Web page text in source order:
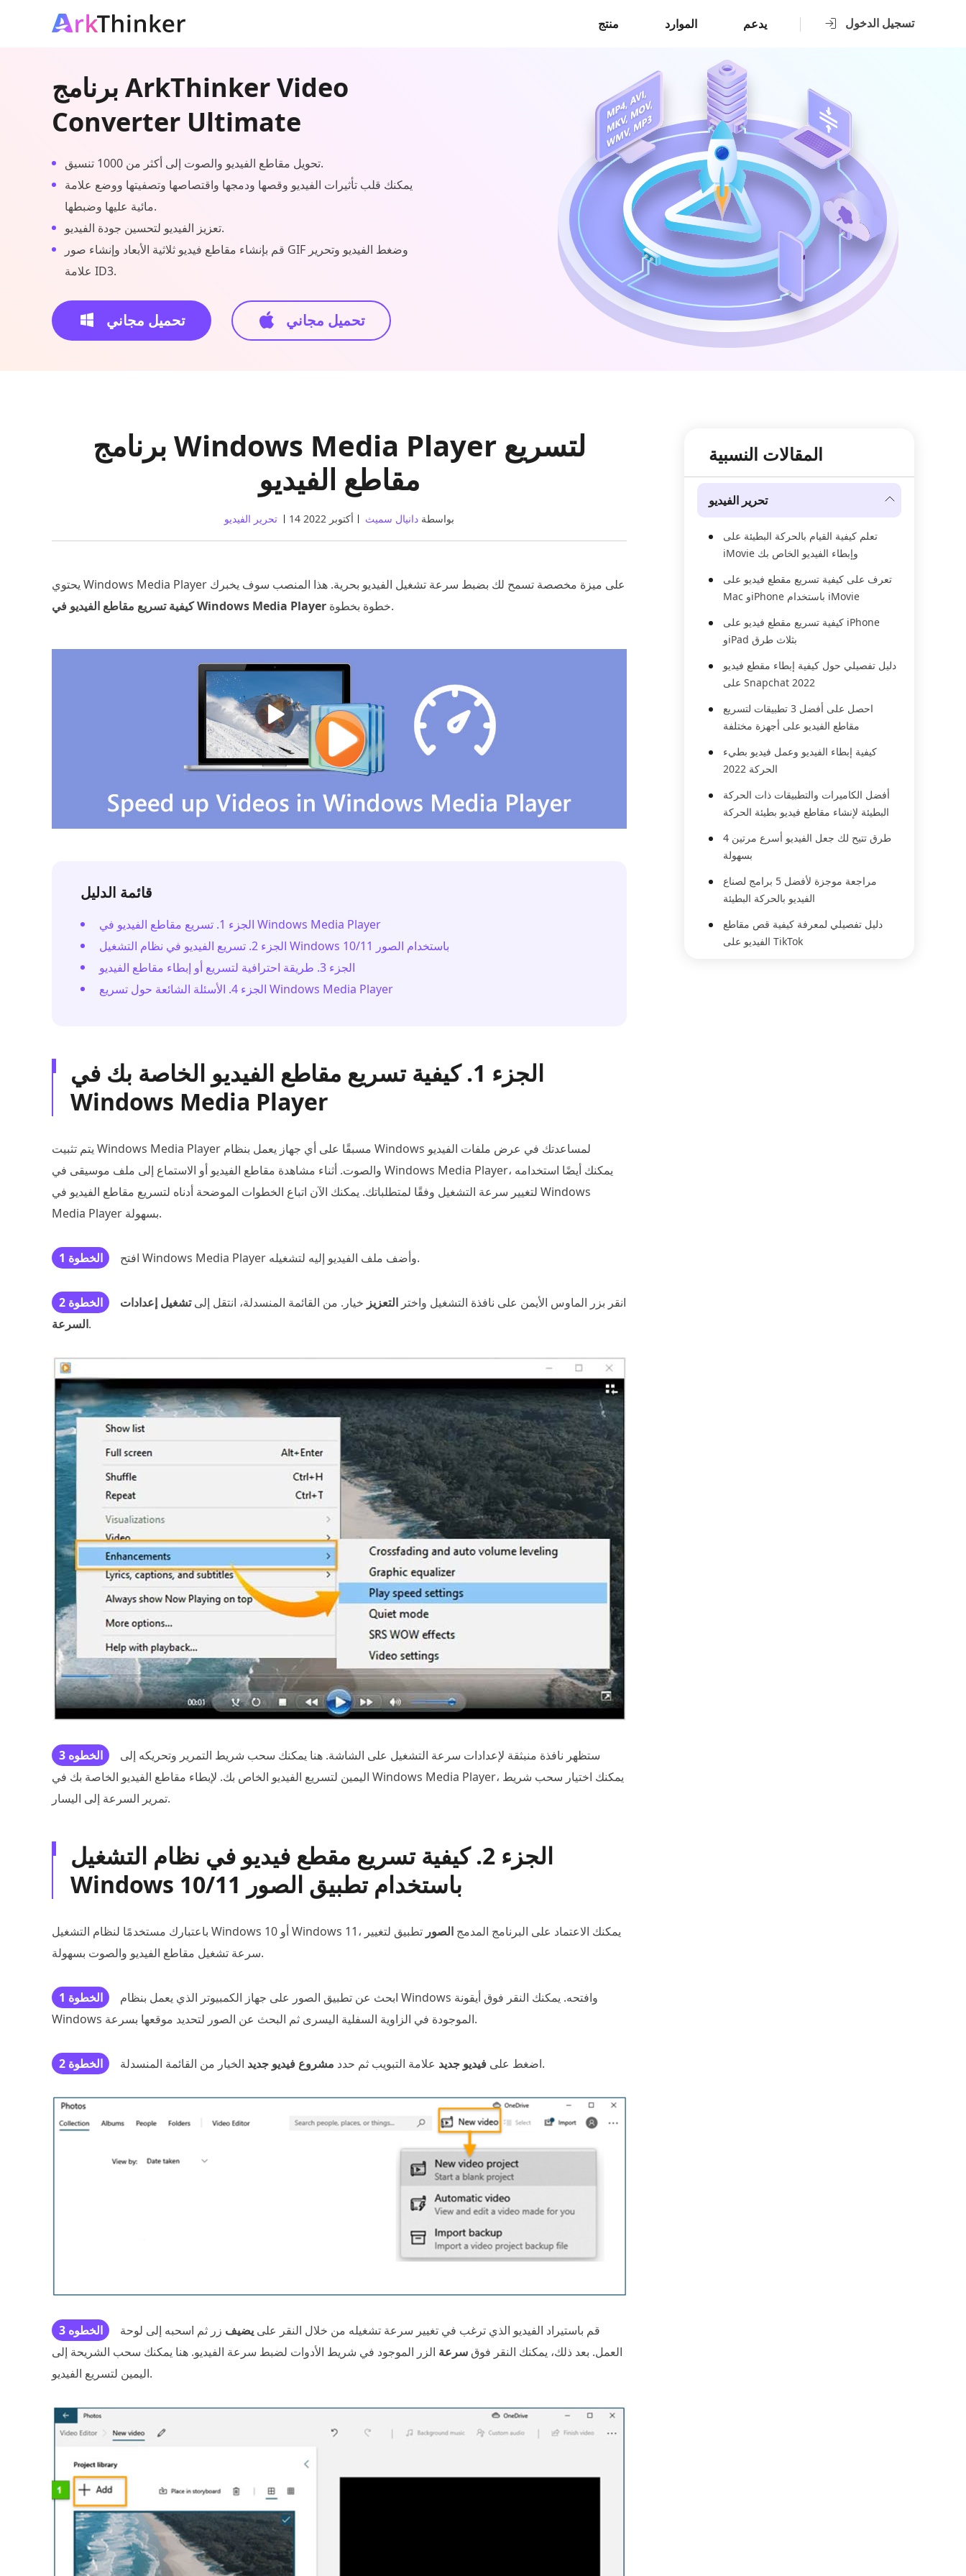
تسجيل الدخول منتج الموارد يدعم
برنامج ArkThinker Video
Converter Ultimate
تحويل مقاطع الفيديو والصوت إلى أكثر من 1000 تنسيق.
يمكنك قلب تأثيرات الفيديو وقصها ودمجها واقتصاصها وتصفيتها ووضع علامة
مائية عليها وضبطها.
تعزيز الفيديو لتحسين جودة الفيديو.
قم بإنشاء مقاطع فيديو ثلاثية الأبعاد وإنشاء صور GIF وضغط الفيديو وتحرير
علامة ID3.
تحميل مجاني تحميل مجاني
برنامج Windows Media Player لتسريع
مقاطع الفيديو
بواسطة دانيال سميث 14 أكتوبر 2022 تحرير الفيديو
يحتوي Windows Media Player على ميزة مخصصة تسمح لك بضبط سرعة تشغيل الفيديو بحرية. هذا المنصب سوف يخبرك
كيفية تسريع مقاطع الفيديو في Windows Media Player
خطوة بخطوة.
قائمة الدليل
الجزء 1. تسريع مقاطع الفيديو في Windows Media Player
الجزء 2. تسريع الفيديو في نظام التشغيل Windows 10/11 باستخدام الصور
الجزء 3. طريقة احترافية لتسريع أو إبطاء مقاطع الفيديو
الجزء 4. الأسئلة الشائعة حول تسريع Windows Media Player
الجزء 1. كيفية تسريع مقاطع الفيديو الخاصة بك في
Windows Media Player
يتم تثبيت Windows Media Player مسبقًا على أي جهاز يعمل بنظام Windows لمساعدتك في عرض ملفات الفيديو
والصوت. أثناء مشاهدة مقاطع الفيديو أو الاستماع إلى ملف موسيقى في Windows Media Player، يمكنك أيضًا استخدامه
لتغيير سرعة التشغيل وفقًا لمتطلباتك. يمكنك الآن اتباع الخطوات الموضحة أدناه لتسريع مقاطع الفيديو في Windows
Media Player بسهولة.
الخطوة 1 افتح Windows Media Player وأضف ملف الفيديو إليه لتشغيله.
الخطوة 2 انقر بزر الماوس الأيمن على نافذة التشغيل واختر التعزيز خيار. من القائمة المنسدلة، انتقل إلىتشغيل إعدادات
السرعة.
الخطوه 3
ستظهر نافذة منبثقة لإعدادات سرعة التشغيل على الشاشة. هنا يمكنك سحب شريط التمرير وتحريكه إلى
اليمين لتسريع الفيديو الخاص بك. لإبطاء مقاطع الفيديو الخاصة بك في Windows Media Player، يمكنك اختيار سحب شريط
تمرير السرعة إلى اليسار.
الجزء 2. كيفية تسريع مقطع فيديو في نظام التشغيل
Windows 10/11 باستخدام تطبيق الصور
باعتبارك مستخدمًا لنظام التشغيل Windows 10 أو Windows 11، يمكنك الاعتماد على البرنامج المدمج الصور تطبيق لتغيير
سرعة تشغيل مقاطع الفيديو والصوت بسهولة.
الخطوة 1
ابحث عن تطبيق الصور على جهاز الكمبيوتر الذي يعمل بنظام Windows وافتحه. يمكنك النقر فوق أيقونة
Windows الموجودة في الزاوية السفلية اليسرى ثم البحث عن الصور لتحديد موقعها بسرعة.
الخطوة 2 اضغط على فيديو جديد علامة التبويب ثم حدد مشروع فيديو جديد الخيار من القائمة المنسدلة.
الخطوه 3 قم باستيراد الفيديو الذي ترغب في تغيير سرعة تشغيله من خلال النقر على يضيف زر ثم اسحبه إلى لوحة
العمل. بعد ذلك، يمكنك النقر فوقسرعة الزر الموجود في شريط الأدوات لضبط سرعة الفيديو. هنا يمكنك سحب الشريحة إلى
اليمين لتسريع الفيديو.
المقالات النسبية
تحرير الفيديو
تعلم كيفية القيام بالحركة البطيئة على
iMovie وإبطاء الفيديو الخاص بك
تعرف على كيفية تسريع مقطع فيديو على
Mac وiPhone باستخدام iMovie
كيفية تسريع مقطع فيديو على iPhone
وiPad بثلاث طرق
دليل تفصيلي حول كيفية إبطاء مقطع فيديو
على Snapchat 2022
احصل على أفضل 3 تطبيقات لتسريع
مقاطع الفيديو على أجهزة مختلفة
كيفية إبطاء الفيديو وعمل فيديو بطيء
الحركة 2022
أفضل الكاميرات والتطبيقات ذات الحركة
البطيئة لإنشاء مقاطع فيديو بطيئة الحركة
4 طرق تتيح لك جعل الفيديو أسرع مرتين
بسهولة
مراجعة موجزة لأفضل 5 برامج لصناع
الفيديو بالحركة البطيئة
دليل تفصيلي لمعرفة كيفية قص مقاطع
الفيديو على TikTok